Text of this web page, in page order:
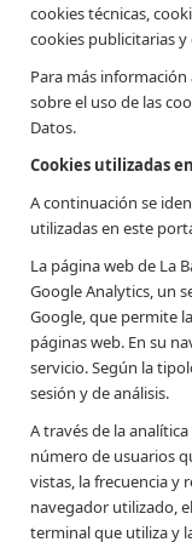
cookies técnicas,
cookies publicitarias
Para más
sobre el uso de las
Datos.
Cookies utilizadas
A continuación se
utilizadas en este
La página web de La
Google Analytics, un
Google, que permite
páginas web. En su
servicio. Según la
sesión y de análisis.
A través de la
número de usuarios
vistas, la frecuencia y
navegador utilizado,
terminal que utiliza y